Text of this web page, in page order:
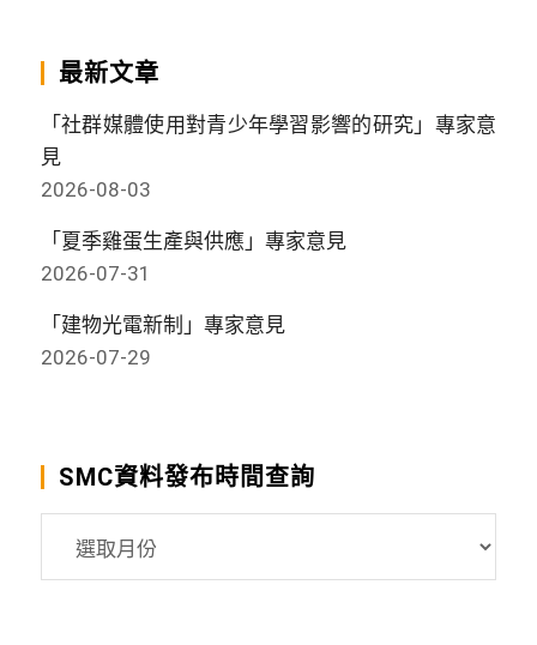
最新文章
「社群媒體使用對青少年學習影響的研究」專家意
見
2026-08-03
「夏季雞蛋生產與供應」專家意見
2026-07-31
「建物光電新制」專家意見
2026-07-29
SMC資料發布時間查詢